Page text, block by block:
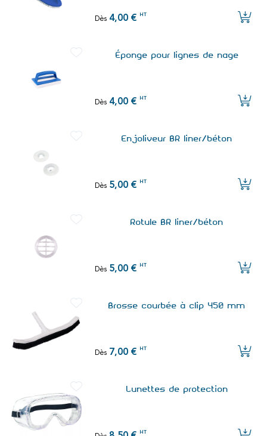
Dès 4,00 € HT
Éponge pour lignes de nage
Dès 4,00 € HT
Enjoliveur BR liner/béton
Dès 5,00 € HT
Rotule BR liner/béton
Dès 5,00 € HT
Brosse courbée à clip 450 mm
Dès 7,00 € HT
Lunettes de protection
HT